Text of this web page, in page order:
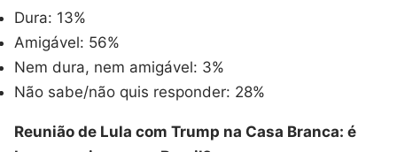
Dura: 13%
Amigável: 56%
Nem dura, nem amigável: 3%
Não sabe/não quis responder: 28%
Reunião de Lula com Trump na Casa Branca: é